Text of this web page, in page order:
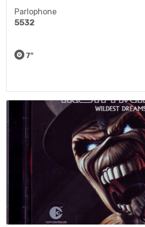
Parlophone
5532
7"